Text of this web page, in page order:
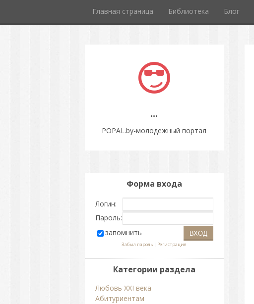
Главная страница Библиотека Блог
...
POPAL.by-молодежный портал
Форма входа
Логин:
Пароль:
запомнить
Забыл пароль | Регистрация
Категории раздела
Любовь ХХI века
Абитуриентам